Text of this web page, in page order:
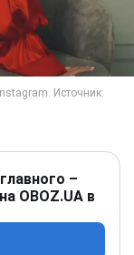
–
OBOZ.UA в